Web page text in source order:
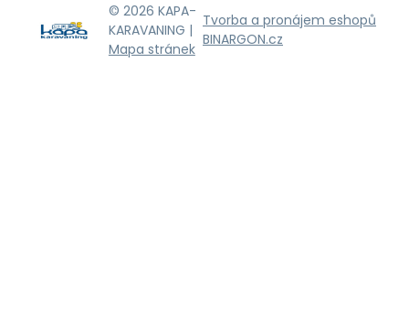
© 2026 KAPA-
KARAVANING |
Mapa stránek
Tvorba a pronájem eshopů
BINARGON.cz